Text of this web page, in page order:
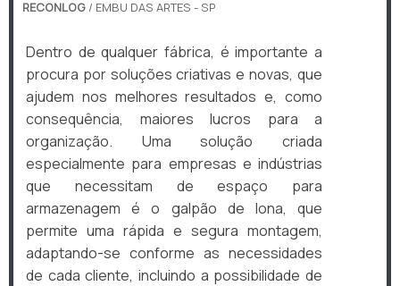
RECONLOG / EMBU DAS ARTES - SP
Dentro de qualquer fábrica, é importante a
procura por soluções criativas e novas, que
ajudem nos melhores resultados e, como
consequência, maiores lucros para a
organização. Uma solução criada
especialmente para empresas e indústrias
que necessitam de espaço para
armazenagem é o galpão de lona, que
permite uma rápida e segura montagem,
adaptando-se conforme as necessidades
de cada cliente, incluindo a possibilidade de